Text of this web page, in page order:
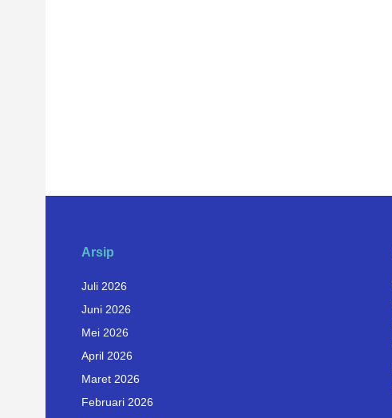
Arsip
Juli 2026
Juni 2026
Mei 2026
April 2026
Maret 2026
Februari 2026